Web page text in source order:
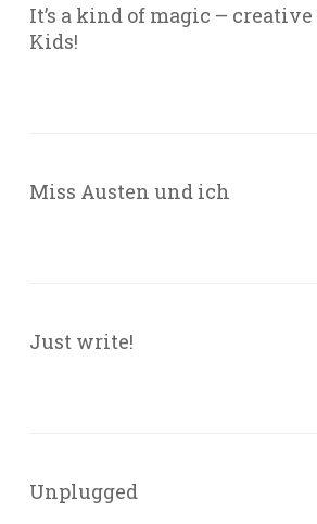
It’s a kind of magic –
Kids!
Miss Austen und ich
Just write!
Unplugged